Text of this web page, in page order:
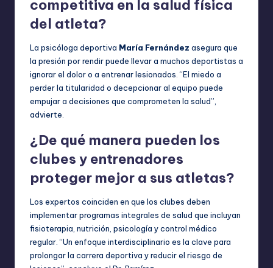
competitiva en la salud física
del atleta?
La psicóloga deportiva María Fernández asegura que
la presión por rendir puede llevar a muchos deportistas a
ignorar el dolor o a entrenar lesionados. “El miedo a
perder la titularidad o decepcionar al equipo puede
empujar a decisiones que comprometen la salud”,
advierte.
¿De qué manera pueden los
clubes y entrenadores
proteger mejor a sus atletas?
Los expertos coinciden en que los clubes deben
implementar programas integrales de salud que incluyan
fisioterapia, nutrición, psicología y control médico
regular. “Un enfoque interdisciplinario es la clave para
prolongar la carrera deportiva y reducir el riesgo de